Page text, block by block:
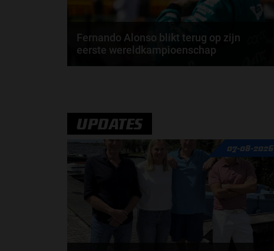
Fernando Alonso blikt terug op zijn
eerste wereldkampioenschap
doorElvira Kieboom
UPDATES
07-08-2026